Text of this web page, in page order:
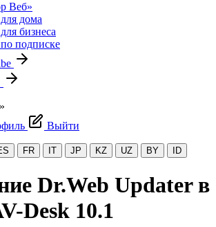
Веб»
дома
бизнеса
подписке
Выйти
FR IT JP KZ UZ BY ID
Dr.Web Updater в
Desk 10.1